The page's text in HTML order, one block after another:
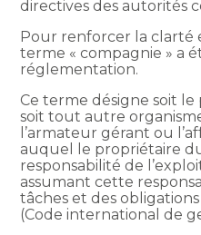
directives des autorités
Pour renforcer la clarté
terme « compagnie » a
réglementation.
Ce terme désigne soit
soit tout autre
l’armateur gérant ou
auquel le propriétaire
responsabilité de
assumant cette
tâches et des
(Code international de